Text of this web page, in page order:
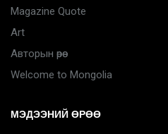
Magazine Quote
Art
Авторын өрөө
Welcome to Mongolia
МЭДЭЭНИЙ ӨРӨӨ